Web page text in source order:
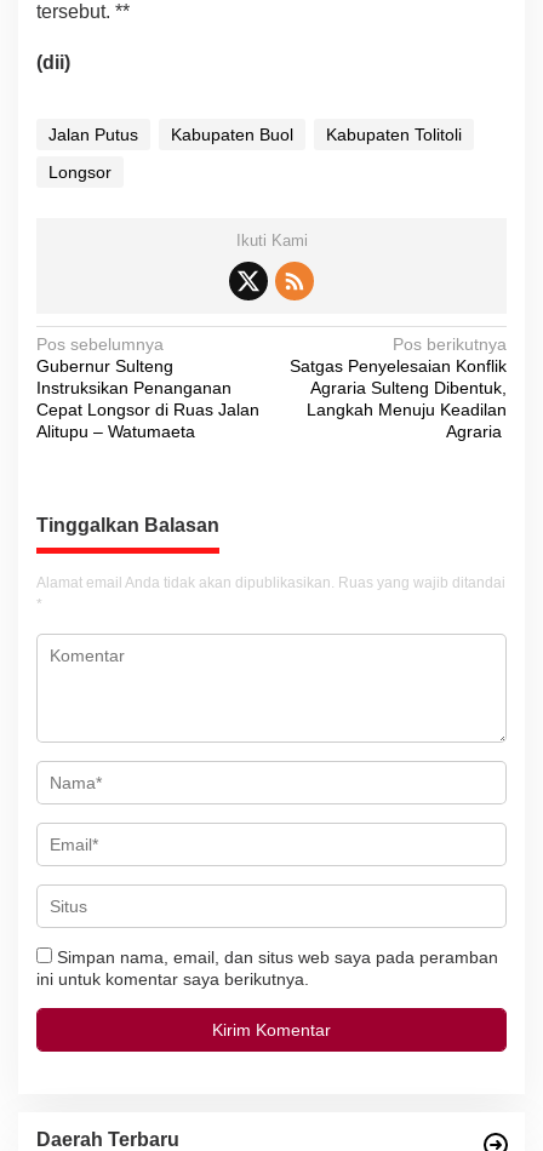
tersebut. **
(dii)
Jalan Putus Kabupaten Buol
Kabupaten Tolitoli
Longsor
Ikuti Kami
N
a
v
a
s
i
o
Pos sebelumnya
Gubernur Sulteng
Instruksikan Penanganan
Cepat Longsor di Ruas Jalan
Alitupu – Watumaeta
Pos berikutnya
Satgas Penyelesaian Konflik
Agraria Sulteng Dibentuk,
Langkah Menuju Keadilan
Agraria
Tinggalkan Balasan
Alamat email Anda tidak akan dipublikasikan. Ruas yang wajib ditandai
*
Simpan nama, email, dan situs web saya pada peramban
ini untuk komentar saya berikutnya.
Daerah Terbaru